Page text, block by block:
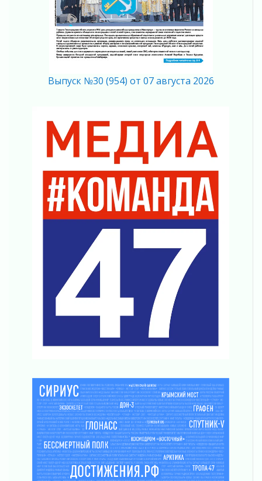
04 августа 2026
Что делать со сбережениями
04 августа 2026
Награды нашли строителей
03 августа 2026
Ленобласть повышает производительность
труда в ЖКХ
Поддержка волонтерских объединений
03 августа 2026
Ладожский мост полностью закроют на два
03 августа 2026
Музеи Ленобласти обновляют пространства
03 августа 2026
Новая площадка: 2027
Часть медиков в Ленобласти сможет
рассчитывать на доплату от региона
03 августа 2026
За сутки в Ленинградской области
ликвидировали 10 пожаров
Клюква наливается, но в корзинку пока не
03 августа 2026
03 августа 2026
Шесть новых жизней в честь дня рождения
Ленинградской области
03 августа 2026
Уроки безопасности для детей и взрослых
03 августа 2026
Ленобласть отмечает День Воздушно-
Выпуск №30 (954) от 07 августа 2026